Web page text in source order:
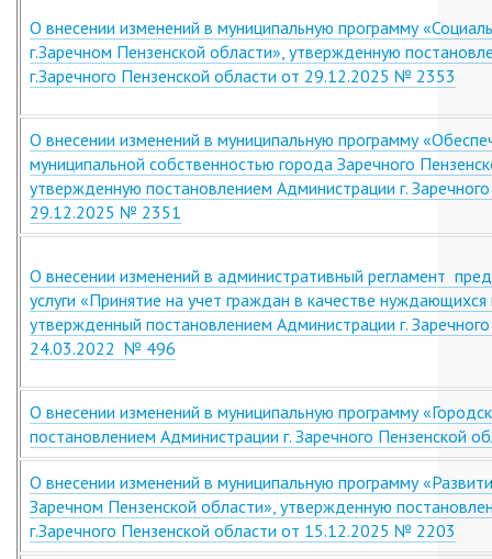
О внесении изменений в муниципальную программу
г.Заречном Пензенской области», утвержденную
г.Заречного Пензенской области от 29.12.2025 № 2353
О внесении изменений в муниципальную программу
муниципальной собственностью города Заречного
утвержденную постановлением Администрации г.
29.12.2025 № 2351
О внесении изменений в административный регламент
услуги «Принятие на учет граждан в качестве
утвержденный постановлением Администрации г.
24.03.2022 № 496
О внесении изменений в муниципальную программу
постановлением Администрации г. Заречного Пензенской
О внесении изменений в муниципальную программу
Заречном Пензенской области», утвержденную
г.Заречного Пензенской области от 15.12.2025 № 2203